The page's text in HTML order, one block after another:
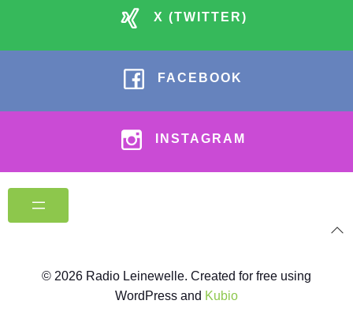
X (TWITTER)
FACEBOOK
INSTAGRAM
© 2026 Radio Leinewelle. Created for free using
WordPress and Kubio